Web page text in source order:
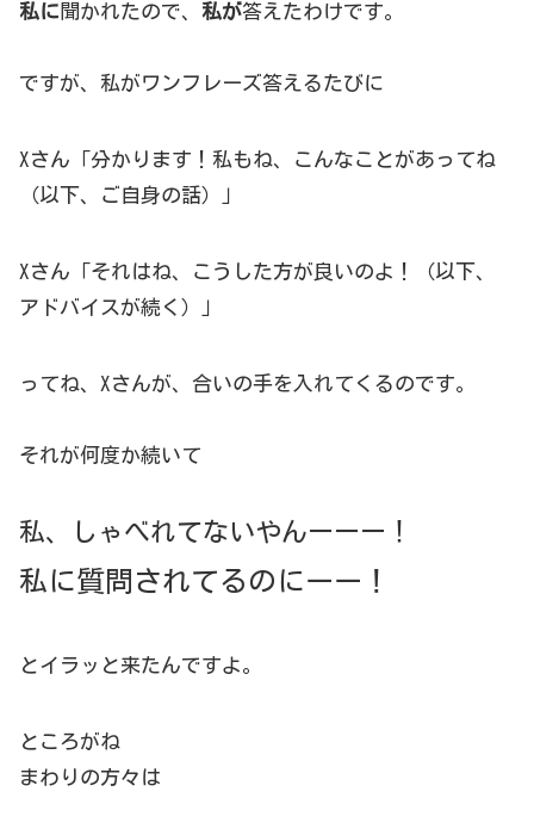
私に 聞かれたので、 私が答えたわけです。
ですが、私がワンフレーズ答えるたびに
Xさん「分かります！私もね、こんなことがあってね
（以下、ご自身の話）」
Xさん「それはね、こうした方が良いのよ！（以下、
アドバイスが続く）」
ってね、Xさんが、合いの手を入れてくるのです。
それが何度か続いて
私、しゃべれてないやんーーー！
私に質問されてるのにーー！
とイラッと来たんですよ。
ところがね
まわりの方々は